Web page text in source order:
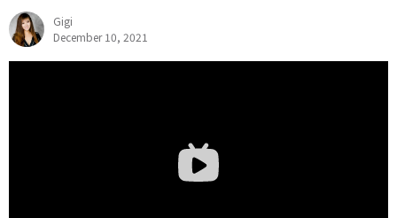
Gigi
December 10, 2021